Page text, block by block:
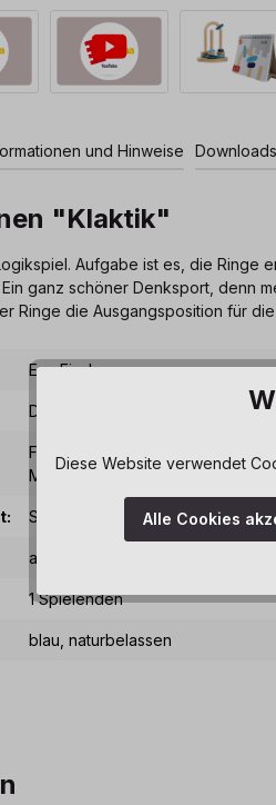
und Hinweise Downloads
"Klaktik"
Aufgabe ist es, die
ganz schöner Denksport, denn
Ringe die Ausgangsposition für
Eva Fischer
Dusyma
Feinmotorik
Mengenerfassung ,
Spielgut
ab 5 Jahre
1 Spielenden
blau , naturbelassen
Diese Website verwendet
Alle Cookies